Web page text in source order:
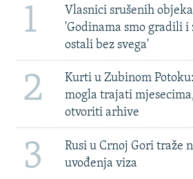
1
Vlasnici srušenih
'Godinama smo gradili
ostali bez svega'
2
Kurti u Zubinom
mogla trajati
otvoriti arhive
3
Rusi u Crnoj Gori traže
uvođenja viza